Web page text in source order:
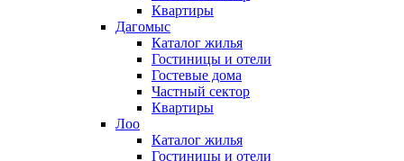
Квартиры
Дагомыс
Каталог жилья
Гостиницы и отели
Гостевые дома
Частный сектор
Квартиры
Лоо
Каталог жилья
Гостиницы и отели